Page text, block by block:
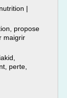
|
propose
maigrir
perte,